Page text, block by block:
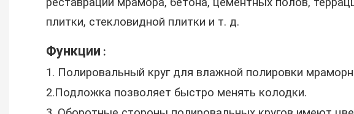
плитки, стекловидной плитки и т. д.
Функции :
1. Полировальный круг для влажной полировки
2.Подложка позволяет быстро менять колодки.